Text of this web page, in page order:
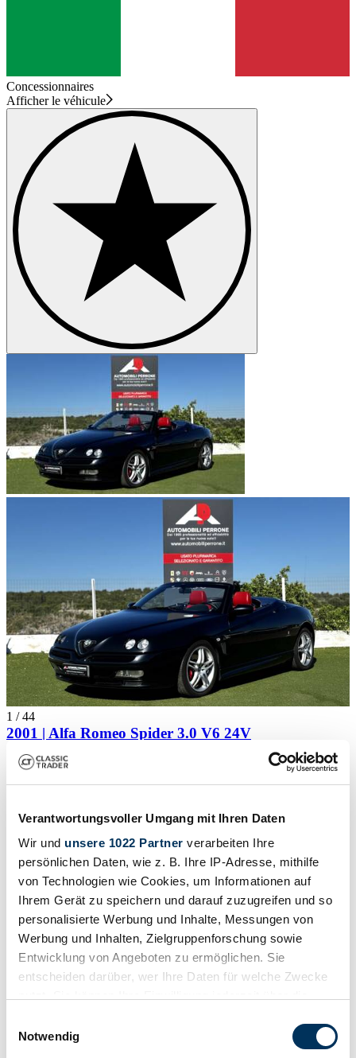
Verantwortungsvoller Umgang mit Ihren Daten
Wir und unsere 1022 Partner verarbeiten Ihre
persönlichen Daten, wie z. B. Ihre IP-Adresse, mithilfe
von Technologien wie Cookies, um Informationen auf
Ihrem Gerät zu speichern und darauf zuzugreifen und so
personalisierte Werbung und Inhalte, Messungen von
Werbung und Inhalten, Zielgruppenforschung sowie
Entwicklung von Angeboten zu ermöglichen. Sie
entscheiden darüber, wer Ihre Daten für welche Zwecke
Trigger Symbol ändern oder widerrufen
Notwendig
Concessionnaires
Afficher le véhicule
1 /44
2001 | Alfa Romeo Spider 3.0 V6 24V
ALFA ROMEO Spider 3.0i V6 24V L "Busso"